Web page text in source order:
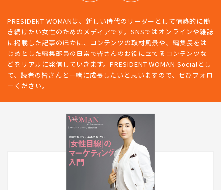
PRESIDENT WOMANは、新しい時代のリーダーとして情熱的に働
き続けたい女性のためのメディアです。SNSではオンラインや雑誌
に掲載した記事のほかに、コンテンツの取材風景や、編集長をは
じめとした編集部員の日常で皆さんのお役に立てるコンテンツな
どをリアルに発信していきます。PRESIDENT WOMAN Socialとし
て、読者の皆さんと一緒に成長したいと思いますので、ぜひフォロ
ーください。